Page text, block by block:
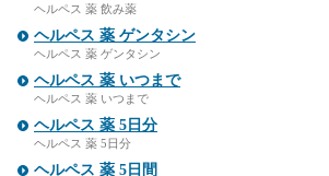
ヘルペス 薬 飲み薬
ヘルペス 薬 ゲンタシン
ヘルペス 薬 ゲンタシン
ヘルペス 薬 いつまで
ヘルペス 薬 いつまで
ヘルペス 薬 5日分
ヘルペス 薬 5日分
ヘルペス 薬 5日間